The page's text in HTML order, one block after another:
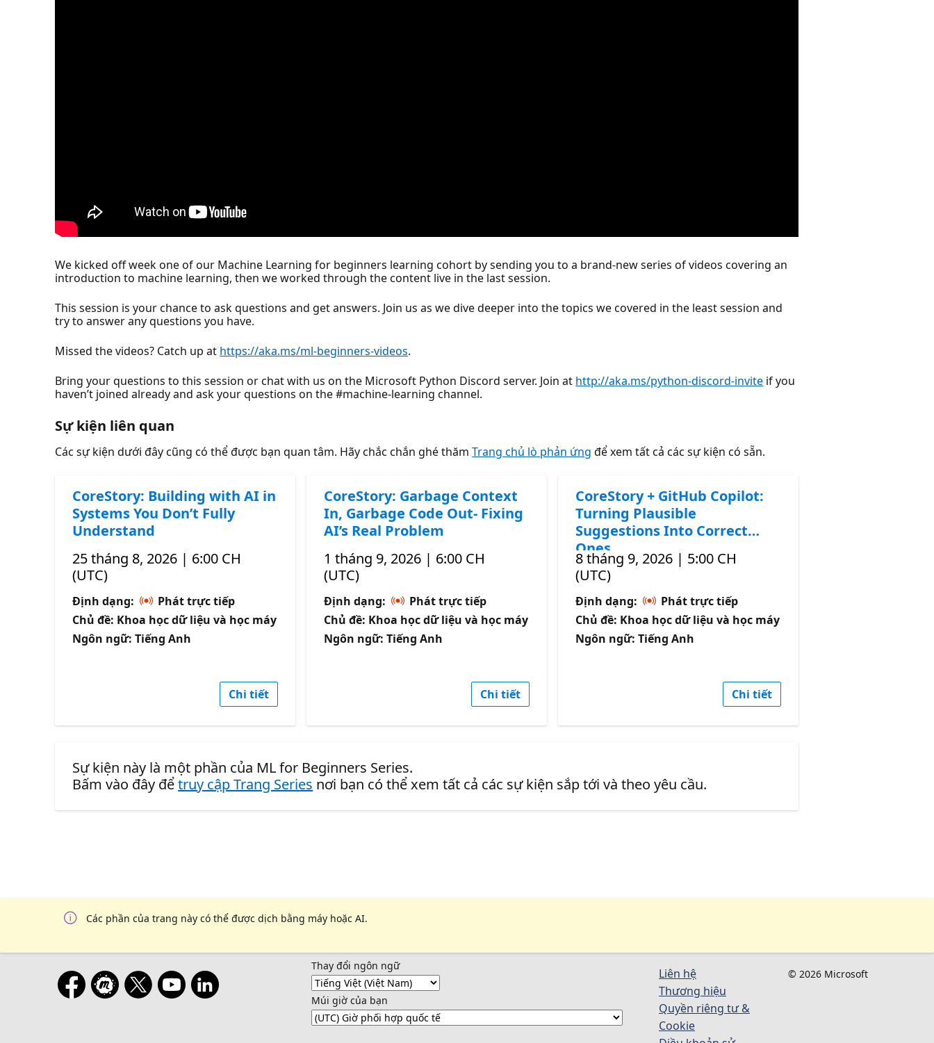
We kicked off week one of our Machine Learning for beginners learning cohort by sending you to a brand-new series of videos covering an
introduction to machine learning, then we worked through the content live in the last session.
This session is your chance to ask questions and get answers. Join us as we dive deeper into the topics we covered in the least session and
try to answer any questions you have.
Missed the videos? Catch up at https://aka.ms/ml-beginners-videos.
Bring your questions to this session or chat with us on the Microsoft Python Discord server. Join at http://aka.ms/python-discord-invite if you
haven’t joined already and ask your questions on the #machine-learning channel.
Sự kiện liên quan
Các sự kiện dưới đây cũng có thể được bạn quan tâm. Hãy chắc chắn ghé thămTrang chủ lò phản ứng để xem tất cả các sự kiện có sẵn.
CoreStory: Building with AI in
Systems You Don’t Fully
Understand
25 tháng 8, 2026 | 6:00 CH
(UTC)
Định dạng:
Phát trực tiếp
Chủ đề: Khoa học dữ liệu và học máy
Ngôn ngữ: Tiếng Anh
Chi tiết
CoreStory: Garbage Context
In, Garbage Code Out- Fixing
AI’s Real Problem
1 tháng 9, 2026 | 6:00 CH
(UTC)
Định dạng:
Phát trực tiếp
Chủ đề: Khoa học dữ liệu và học máy
Ngôn ngữ: Tiếng Anh
Chi tiết
CoreStory + GitHub Copilot:
Turning Plausible
Suggestions Into Correct
Ones
8 tháng 9, 2026 | 5:00 CH
(UTC)
Định dạng:
Phát trực tiếp
Chủ đề: Khoa học dữ liệu và học máy
Ngôn ngữ: Tiếng Anh
Chi tiết
Sự kiện này là một phần của ML for Beginners Series.
Bấm vào đây đểtruy cập Trang Series nơi bạn có thể xem tất cả các sự kiện sắp tới và theo yêu cầu.
Các phần của trang này có thể được dịch bằng máy hoặc AI.
Thay đổi ngôn ngữ
Múi giờ của bạn
Liên hệ
Thương hiệu
Quyền riêng tư &
Cookie
© 2026 Microsoft